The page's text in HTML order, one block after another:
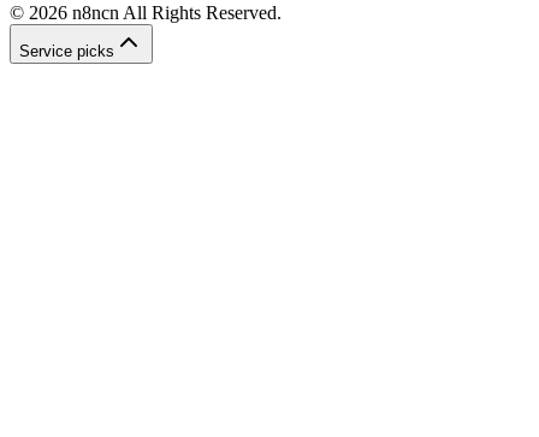
© 2026 n8ncn All Rights Reserved.
Service picks